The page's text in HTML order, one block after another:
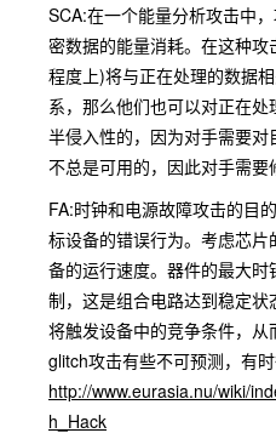
SCA:在一个能量分析攻击中
密数据的能量消耗。在这种
程度上)将与正在处理的数据
系，那么他们也可以对正在
半侵入性的，因为对手需要
不总是可用的，因此对手需要
FA:时钟和电源故障攻击的目
标设备的错误行为。考虑芯
备的运行速度。器件的最大时
制，这是组合电路达到稳定
将触发设备中的竞争条件，
glitch攻击有些不可预测，有
http://www.eurasia.nu/wiki/
h_Hack